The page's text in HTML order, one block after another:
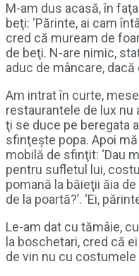
M-am dus acasă, în
beţi: ‘Părinte, ai cam
cred că muream de
de beţi. N-are nimic,
aduc de mâncare, dacă
Am intrat în curte,
restaurantele de lux nu
ţi se duce pe beregata
sfinţeşte popa. Apoi
mobilă de sfinţit: ‘Dau
pentru sufletul lui,
pomană la băieţii ăia de
de la poartă?’. ‘Ei,
Le-am dat cu tămâie,
la boschetari, cred că
de vin nu cu